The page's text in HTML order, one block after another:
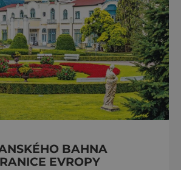
BAHNA
EVROPY